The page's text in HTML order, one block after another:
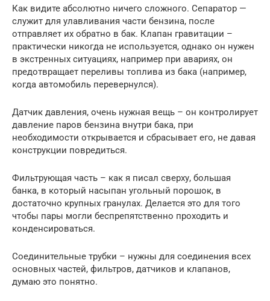
Как видите абсолютно ничего сложного. Сепаратор —
служит для улавливания части бензина, после
отправляет их обратно в бак. Клапан гравитации –
практически никогда не используется, однако он нужен
в экстренных ситуациях, например при авариях, он
предотвращает переливы топлива из бака (например,
когда автомобиль перевернулся).
Датчик давления, очень нужная вещь – он контролирует
давление паров бензина внутри бака, при
необходимости открывается и сбрасывает его, не давая
конструкции повредиться.
Фильтрующая часть – как я писал сверху, большая
банка, в который насыпан угольный порошок, в
достаточно крупных гранулах. Делается это для того
чтобы пары могли беспрепятственно проходить и
конденсироваться.
Соединительные трубки – нужны для соединения всех
основных частей, фильтров, датчиков и клапанов,
думаю это понятно.